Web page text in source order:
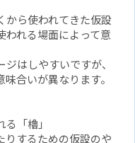
から使われてきた仮設
われる場面によって意
はしやすいですが、
合いが異なります。
「櫓」
りするための仮設のや